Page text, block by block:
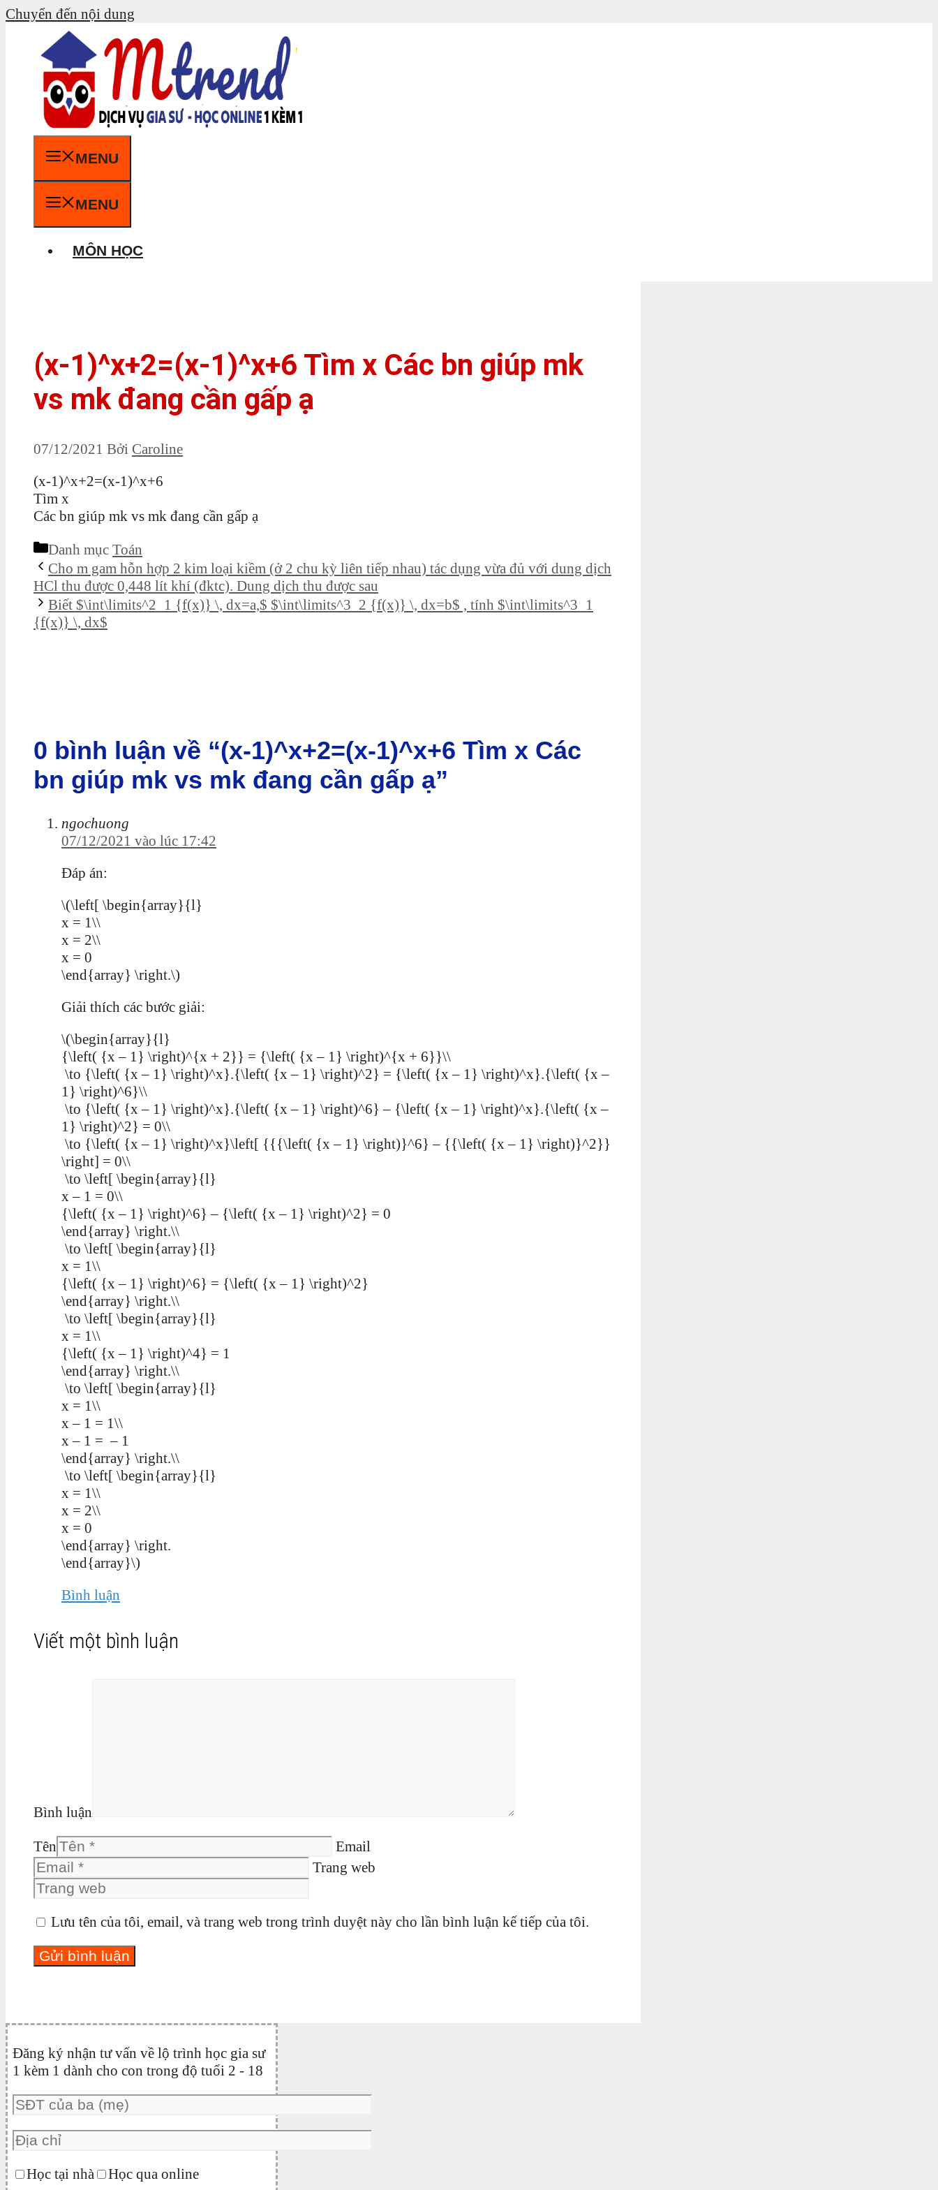
Chuyển đến nội dung
MENU
MENU
MÔN HỌC
(x-1)^x+2=(x-1)^x+6 Tìm x Các bn giúp mk
vs mk đang cần gấp ạ
07/12/2021 Bởi Caroline
(x-1)^x+2=(x-1)^x+6
Tìm x
Các bn giúp mk vs mk đang cần gấp ạ
Danh mục Toán
Cho m gam hỗn hợp 2 kim loại kiềm (ở 2 chu kỳ liên tiếp nhau) tác dụng vừa đủ với dung dịch
HCl thu được 0,448 lít khí (đktc). Dung dịch thu được sau
Biết $\int\limits^2_1 {f(x)} \, dx=a,$ $\int\limits^3_2 {f(x)} \, dx=b$ , tính $\int\limits^3_1
{f(x)} \, dx$
0 bình luận về “(x-1)^x+2=(x-1)^x+6 Tìm x Các
bn giúp mk vs mk đang cần gấp ạ”
ngochuong
07/12/2021 vào lúc 17:42
Đáp án:
\(\left[ \begin{array}{l}
x = 1\\
x = 2\\
x = 0
\end{array} \right.\)
Giải thích các bước giải:
\(\begin{array}{l}
{\left( {x – 1} \right)^{x + 2}} = {\left( {x – 1} \right)^{x + 6}}\\
\to {\left( {x – 1} \right)^x}.{\left( {x – 1} \right)^2} = {\left( {x – 1} \right)^x}.{\left( {x –
1} \right)^6}\\
\to {\left( {x – 1} \right)^x}.{\left( {x – 1} \right)^6} – {\left( {x – 1} \right)^x}.{\left( {x –
1} \right)^2} = 0\\
\to {\left( {x – 1} \right)^x}\left[ {{{\left( {x – 1} \right)}^6} – {{\left( {x – 1} \right)}^2}}
\right] = 0\\
\to \left[ \begin{array}{l}
x – 1 = 0\\
{\left( {x – 1} \right)^6} – {\left( {x – 1} \right)^2} = 0
\end{array} \right.\\
\to \left[ \begin{array}{l}
x = 1\\
{\left( {x – 1} \right)^6} = {\left( {x – 1} \right)^2}
\end{array} \right.\\
\to \left[ \begin{array}{l}
x = 1\\
{\left( {x – 1} \right)^4} = 1
\end{array} \right.\\
\to \left[ \begin{array}{l}
x = 1\\
x – 1 = 1\\
x – 1 = – 1
\end{array} \right.\\
\to \left[ \begin{array}{l}
x = 1\\
x = 2\\
x = 0
\end{array} \right.
\end{array}\)
Bình luận
Viết một bình luận
Bình luận
Tên
Email
Trang web
Lưu tên của tôi, email, và trang web trong trình duyệt này cho lần bình luận kế tiếp của tôi.
Đăng ký nhận tư vấn về lộ trình học gia sư
1 kèm 1 dành cho con trong độ tuổi 2 - 18
Học tại nhà Học qua online